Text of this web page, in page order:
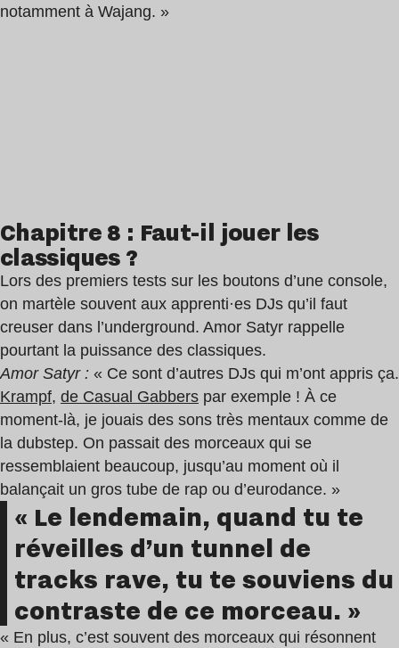
notamment à Wajang. »
Chapitre 8 : Faut-il jouer les
classiques ?
Lors des premiers tests sur les boutons d’une console,
on martèle souvent aux apprenti·es DJs qu’il faut
creuser dans l’underground. Amor Satyr rappelle
pourtant la puissance des classiques.
Amor Satyr : « Ce sont d’autres DJs qui m’ont appris ça.
Krampf, de Casual Gabbers par exemple ! À ce
moment-là, je jouais des sons très mentaux comme de
la dubstep. On passait des morceaux qui se
ressemblaient beaucoup, jusqu’au moment où il
balançait un gros tube de rap ou d’eurodance. »
« Le lendemain, quand tu te
réveilles d’un tunnel de
tracks rave, tu te souviens du
contraste de ce morceau. »
« En plus, c’est souvent des morceaux qui résonnent